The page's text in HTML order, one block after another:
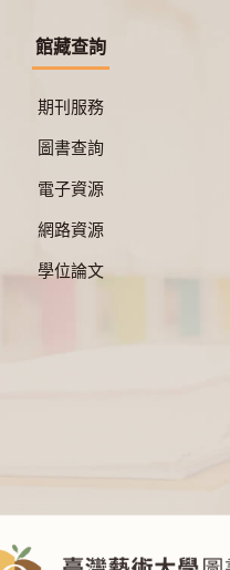
館藏查詢
期刊服務
圖書查詢
電子資源
網路資源
學位論文